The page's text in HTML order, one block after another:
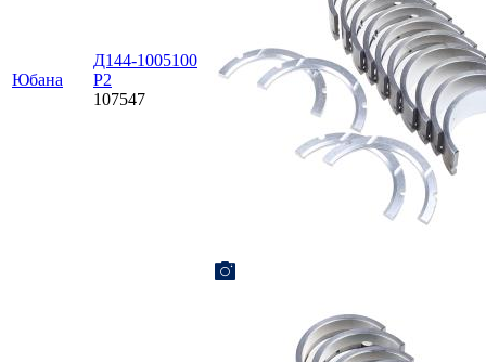
Юбана
Д144-1005100
Р2
107547